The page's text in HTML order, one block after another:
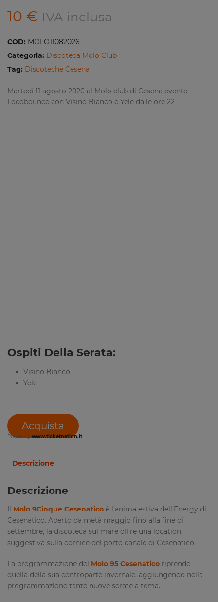
10 € IVA inclusa
COD: MOLO11082026
Categoria: Discoteca Molo Club
Tag: Discoteche Cesena
Martedì 11 agosto 2026 al Molo club di Cesena evento
Locobounce con Visino Bianco e Yele dalle ore 22
Ospiti Della Serata:
Visino Bianco
Yele
Acquista
Power by www.ticketnation.it
Descrizione
Descrizione
Il Molo 9Cinque Cesenatico è l’anima estiva dell’Energy di
Cesenatico. Aperto da metà maggio fino alla fine di
settembre, la discoteca sul mare offre una location
suggestiva sulla cornice del porto canale di Cesenatico.
La programmazione del Molo 95 Cesenatico riprende
quella della sua controparte invernale, aggiungendo nella
programmazione tante nuove serate a tema.